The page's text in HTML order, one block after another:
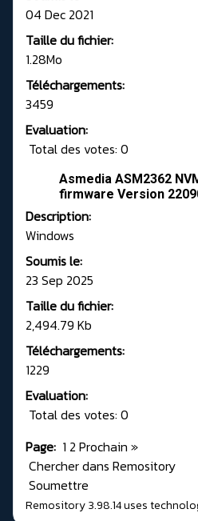
04 Dec 2021
Taille du fichier:
1.28Mo
Téléchargements:
3459
Evaluation:
Total des votes: 0
Asmedia ASM2362
firmware Version
Description:
Windows
Soumis le:
23 Sep 2025
Taille du fichier:
2,494.79 Kb
Téléchargements:
1229
Evaluation:
Total des votes: 0
Page: 1 2 Prochain »
Chercher dans Remository
Soumettre
Remository 3.98.14uses